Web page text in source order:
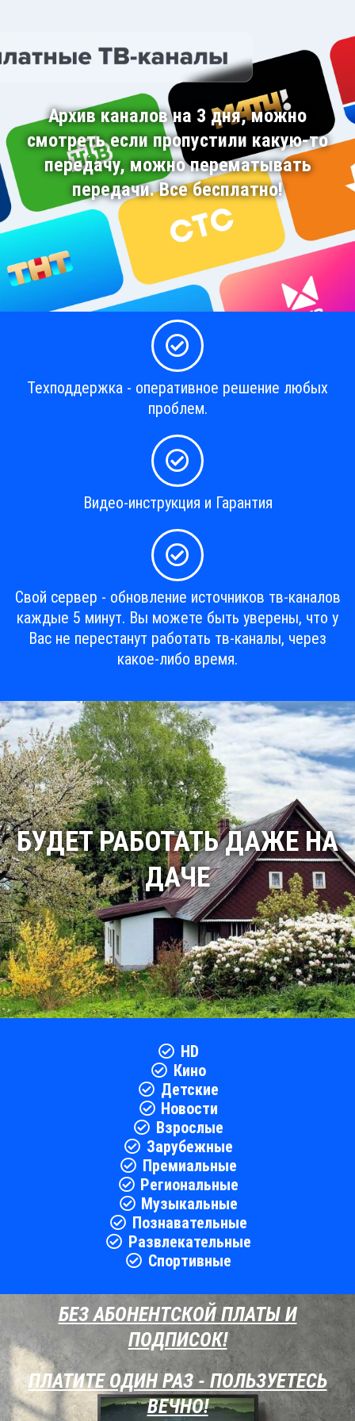
Архив каналов на 3 дня, можно
смотреть если пропустили какую-то
передачу, можно перематывать
передачи. Все бесплатно!
Техподдержка - оперативное решение любых
проблем.
Видео-инструкция и Гарантия
Свой сервер - обновление источников тв-каналов
каждые 5 минут. Вы можете быть уверены, что у
Вас не перестанут работать тв-каналы, через
какое-либо время.
БУДЕТ РАБОТАТЬ ДАЖЕ НА
ДАЧЕ
HD
Кино
Детские
Новости
Взрослые
Зарубежные
Премиальные
Региональные
Музыкальные
Познавательные
Развлекательные
Спортивные
БЕЗ АБОНЕНТСКОЙ ПЛАТЫ И
ПОДПИСОК!
ПЛАТИТЕ ОДИН РАЗ - ПОЛЬЗУЕТЕСЬ
ВЕЧНО!